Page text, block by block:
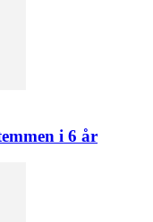
i 6 år